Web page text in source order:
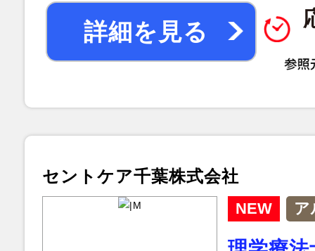
詳細を見る
セントケア千葉株式会社
NEW ア